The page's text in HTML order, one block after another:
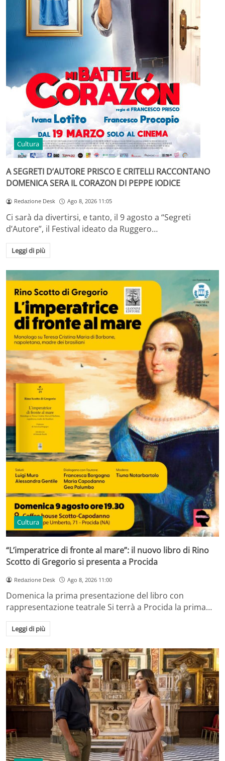
Cultura
A SEGRETI D’AUTORE PRISCO E CRITELLI RACCONTANO
DOMENICA SERA IL CORAZON DI PEPPE IODICE
Redazione Desk Ago 8, 2026 11:05
Ci sarà da divertirsi, e tanto, il 9 agosto a “Segreti
d’Autore”, il Festival ideato da Ruggero…
Leggi di più
Cultura
“L’imperatrice di fronte al mare”: il nuovo libro di Rino
Scotto di Gregorio si presenta a Procida
Redazione Desk Ago 8, 2026 11:00
Domenica la prima presentazione del libro con
rappresentazione teatrale Si terrà a Procida la prima…
Leggi di più